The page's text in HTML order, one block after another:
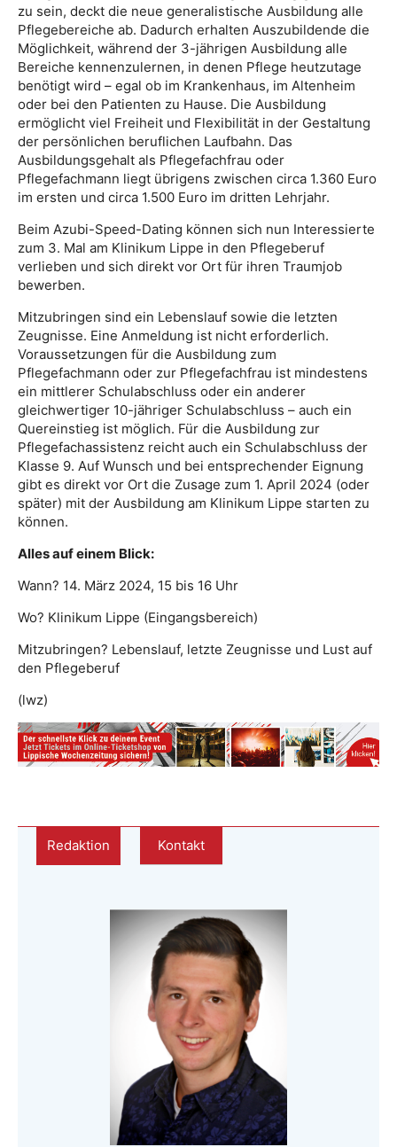
zu sein, deckt die neue generalistische Ausbildung alle
Pflegebereiche ab. Dadurch erhalten Auszubildende die
Möglichkeit, während der 3-jährigen Ausbildung alle
Bereiche kennenzulernen, in denen Pflege heutzutage
benötigt wird – egal ob im Krankenhaus, im Altenheim
oder bei den Patienten zu Hause. Die Ausbildung
ermöglicht viel Freiheit und Flexibilität in der Gestaltung
der persönlichen beruflichen Laufbahn. Das
Ausbildungsgehalt als Pflegefachfrau oder
Pflegefachmann liegt übrigens zwischen circa 1.360 Euro
im ersten und circa 1.500 Euro im dritten Lehrjahr.
Beim Azubi-Speed-Dating können sich nun Interessierte
zum 3. Mal am Klinikum Lippe in den Pflegeberuf
verlieben und sich direkt vor Ort für ihren Traumjob
bewerben.
Mitzubringen sind ein Lebenslauf sowie die letzten
Zeugnisse. Eine Anmeldung ist nicht erforderlich.
Voraussetzungen für die Ausbildung zum
Pflegefachmann oder zur Pflegefachfrau ist mindestens
ein mittlerer Schulabschluss oder ein anderer
gleichwertiger 10-jähriger Schulabschluss – auch ein
Quereinstieg ist möglich. Für die Ausbildung zur
Pflegefachassistenz reicht auch ein Schulabschluss der
Klasse 9. Auf Wunsch und bei entsprechender Eignung
gibt es direkt vor Ort die Zusage zum 1. April 2024 (oder
später) mit der Ausbildung am Klinikum Lippe starten zu
können.
Alles auf einem Blick:
Wann? 14. März 2024, 15 bis 16 Uhr
Wo? Klinikum Lippe (Eingangsbereich)
Mitzubringen? Lebenslauf, letzte Zeugnisse und Lust auf
den Pflegeberuf
(lwz)
Redaktion Kontakt